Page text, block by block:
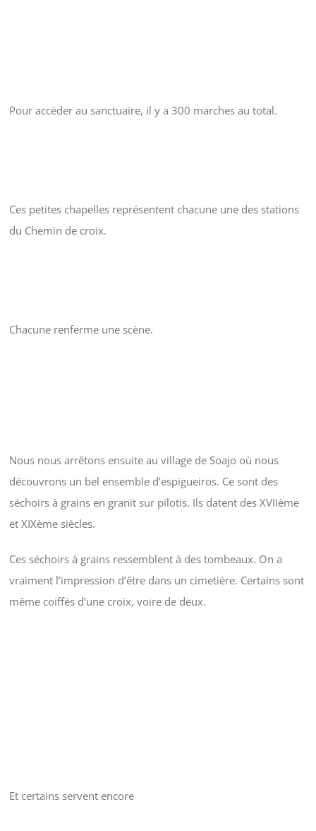
Pour accéder au sanctuaire, il y a 300 marches au total.
Ces petites chapelles représentent chacune une des stations
du Chemin de croix.
Chacune renferme une scène.
Nous nous arrêtons ensuite au village de Soajo où nous
découvrons un bel ensemble d’espigueiros. Ce sont des
séchoirs à grains en granit sur pilotis. Ils datent des XVIIème
et XIXème siècles.
Ces séchoirs à grains ressemblent à des tombeaux. On a
vraiment l’impression d’être dans un cimetière. Certains sont
même coiffés d’une croix, voire de deux.
Et certains servent encore